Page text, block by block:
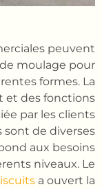
peuvent
moulage pour
formes. La
et des fonctions
par les clients
sont de diverses
aux besoins
niveaux. Le
a ouvert la